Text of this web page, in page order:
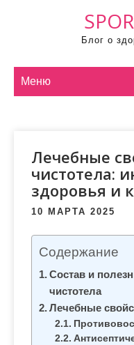
Блог о
Меню
Лечебные
чистотела:
здоровья и
10 МАРТА 2025
Содержание
Состав и
чистотела
Лечебные